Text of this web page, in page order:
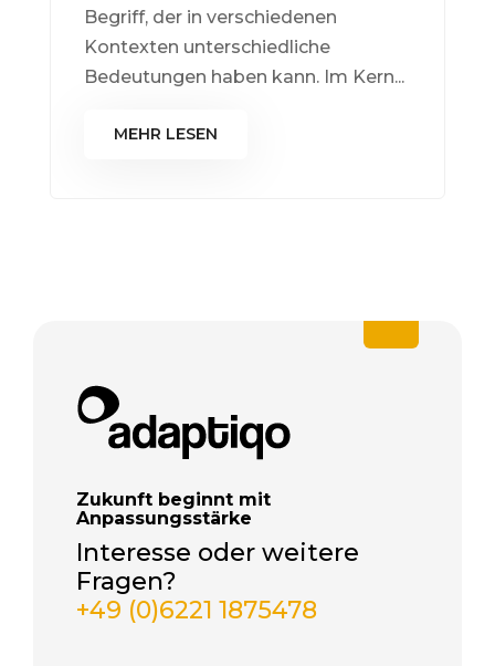
Begriff, der in verschiedenen
Kontexten unterschiedliche
Bedeutungen haben kann. Im Kern...
MEHR LESEN
Zukunft beginnt mit
Anpassungsstärke
Interesse oder weitere
Fragen?
+49 (0)6221 1875478